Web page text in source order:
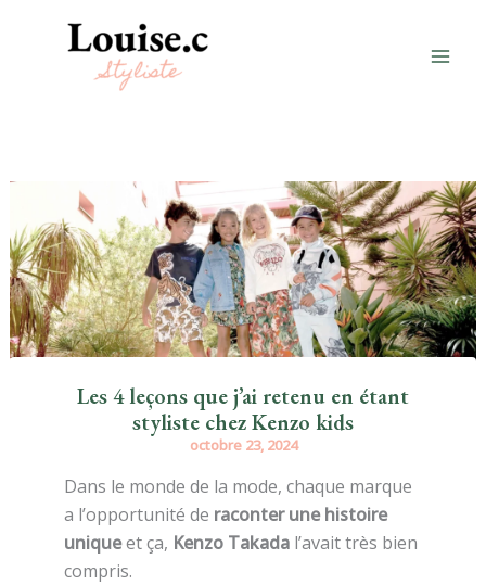
Les 4 leçons que j’ai retenu en étant
styliste chez Kenzo kids
octobre 23, 2024
Dans le monde de la mode, chaque marque
a l’opportunité de raconter une histoire
uniqueet ça, Kenzo Takadal’avait très bien
compris.